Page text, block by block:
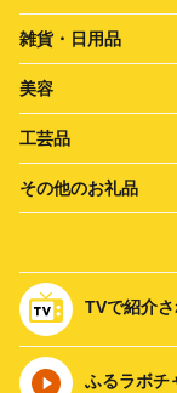
雑貨・日用品
美容
工芸品
その他のお礼品
TVで紹介
ふるラボチ